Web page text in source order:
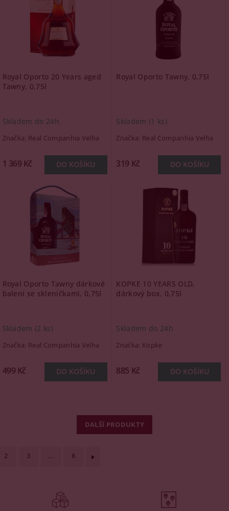
Royal Oporto 20 Years aged
Tawny, 0,75l
Skladem do 24h
Značka: Real Companhia Velha
1 369 Kč
Royal Oporto Tawny, 0,75l
Skladem (1 ks)
Značka: Real Companhia Velha
319 Kč
Royal Oporto Tawny dárkové
balení se skleničkami, 0,75l
Skladem (2 ks)
Značka: Real Companhia Velha
499 Kč
KOPKE 10 YEARS OLD,
dárkový box, 0,75l
Skladem do 24h
Značka: Kopke
885 Kč
DALŠÍ PRODUKTY
2 3 ... 8